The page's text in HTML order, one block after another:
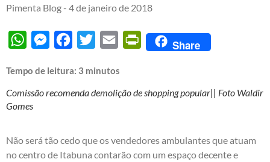
Pimenta Blog - 4 de janeiro de 2018
WhatsAppMessengerFacebook
Twitter Email PrintFriendly
Share
Tempo de leitura: 3 minutos
Comissão recomenda demolição de shopping popular|| Foto Waldir
Gomes
Não será tão cedo que os vendedores ambulantes que atuam
no centro de Itabuna contarão com um espaço decente e